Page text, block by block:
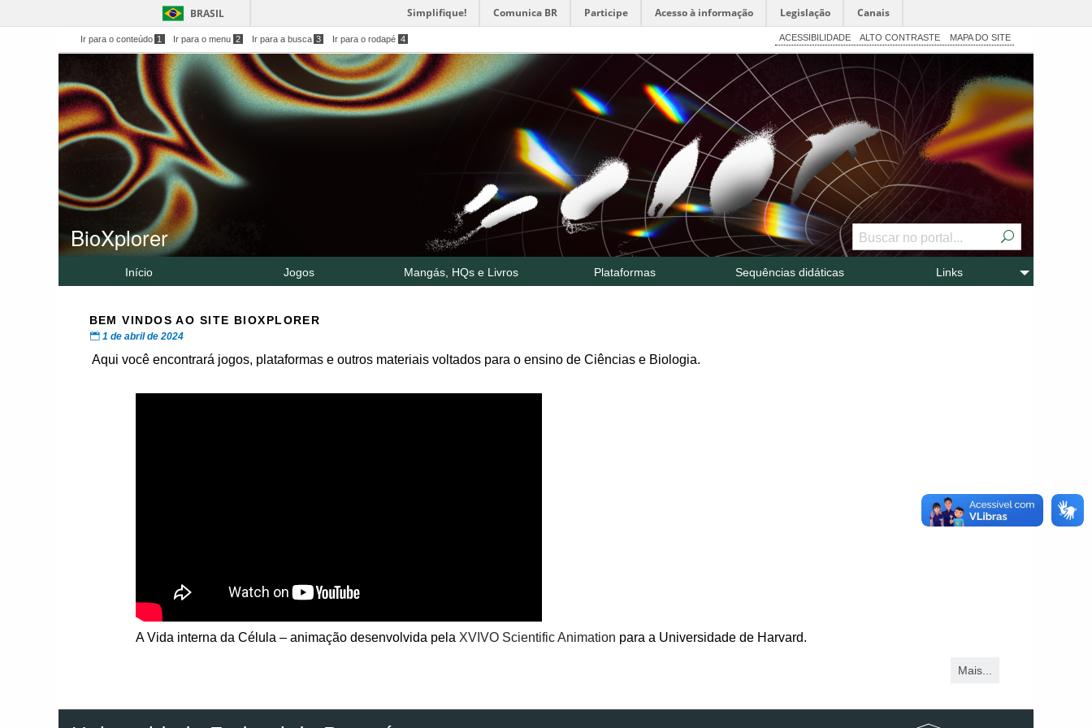
BRASIL Simplifique! Comunica BR Participe Acesso à informação Legislação Canais
Ir para o conteúdo 1 Ir para o menu 2 Ir para a busca 3 Ir para o rodapé 4 ACESSIBILIDADE ALTO CONTRASTE MAPA DO SITE
BioXplorer
Início Jogos Mangás, HQs e Livros Plataformas Sequências didáticas Links
BEM VINDOS AO SITE BIOXPLORER
1 de abril de 2024
Aqui você encontrará jogos, plataformas e outros materiais voltados para o ensino de Ciências e Biologia.
A Vida interna da Célula – animação desenvolvida pela XVIVO Scientific Animation para a Universidade de Harvard.
Mais...